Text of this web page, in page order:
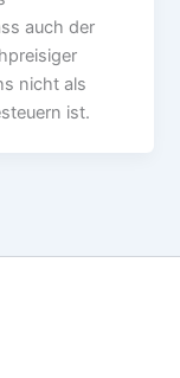
auch der
nicht als
ist.